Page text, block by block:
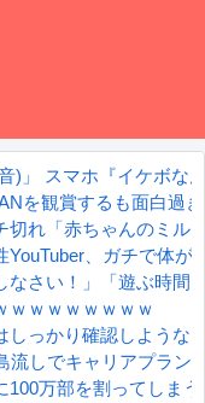
)」 スマホ『イケボ
を観賞するも面白過
切れ「赤ちゃんのミ
YouTuber、ガチで体が
なさい！」「遊ぶ時
ｗｗｗｗｗｗｗｗ
しっかり確認しよう
しでキャリアプラン
万部を割ってしま